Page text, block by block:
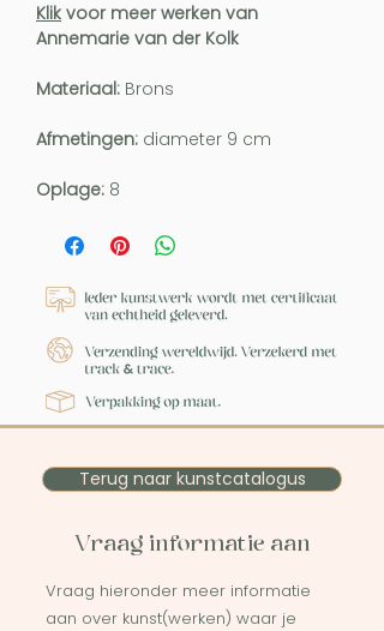
Klik voor meer werken van
Annemarie van der Kolk
Materiaal: Brons
Afmetingen: diameter 9 cm
Oplage: 8
Terug naar kunstcatalogus
Vraag informatie aan
Vraag hieronder meer informatie
aan over kunst(werken) waar je